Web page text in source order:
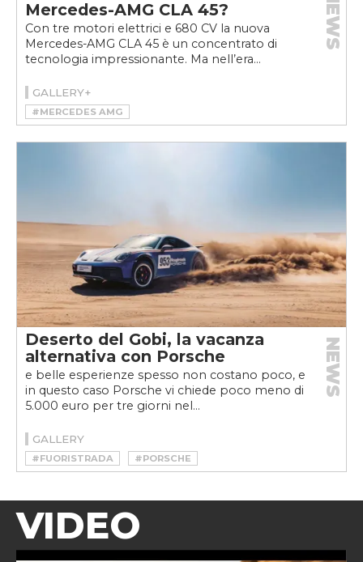
Mercedes-AMG CLA 45?
Con tre motori elettrici e 680 CV la nuova
Mercedes-AMG CLA 45 è un concentrato di
tecnologia impressionante. Ma nell’era...
NEWS
GALLERY+
#MERCEDES AMG
#MERCEDES-AMG CLA 45 4MATIC+
Deserto del Gobi, la vacanza
alternativa con Porsche
e belle esperienze spesso non costano poco, e
in questo caso Porsche vi chiede poco meno di
5.000 euro per tre giorni nel...
NEWS
GALLERY
#FUORISTRADA #PORSCHE
VIDEO